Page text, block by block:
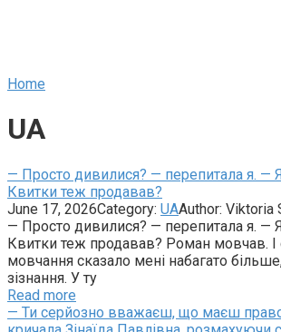
Home
UA
— Просто дивилися? — перепитала я. —
Квитки теж продавав?
June 17, 2026Category: UAAuthor: Viktoria
— Просто дивилися? — перепитала я. —
Квитки теж продавав? Роман мовчав. І
мовчання сказало мені набагато
зізнання. У ту
Read more
— Ти серйозно вважаєш, що маєш